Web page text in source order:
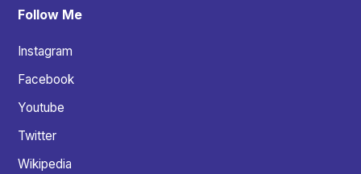
Follow Me
Instagram
Facebook
Youtube
Twitter
Wikipedia